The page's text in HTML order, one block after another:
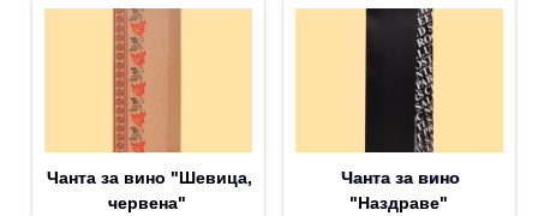
Чанта за вино "Шевица,
червена"
Чанта за вино
"Наздраве"